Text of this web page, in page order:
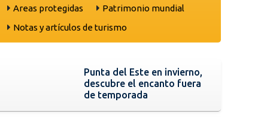
Areas protegidas
Patrimonio mundial
Notas y artículos de turismo
Punta del Este en invierno,
descubre el encanto fuera
de temporada